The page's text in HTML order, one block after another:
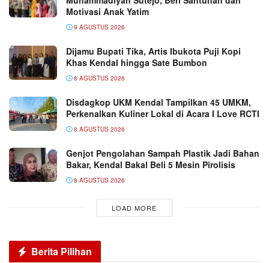
Motivasi Anak Yatim
9 AGUSTUS 2026
Dijamu Bupati Tika, Artis Ibukota Puji Kopi
Khas Kendal hingga Sate Bumbon
8 AGUSTUS 2026
Disdagkop UKM Kendal Tampilkan 45 UMKM,
Perkenalkan Kuliner Lokal di Acara I Love RCTI
8 AGUSTUS 2026
Genjot Pengolahan Sampah Plastik Jadi Bahan
Bakar, Kendal Bakal Beli 5 Mesin Pirolisis
8 AGUSTUS 2026
LOAD MORE
Berita Pilihan